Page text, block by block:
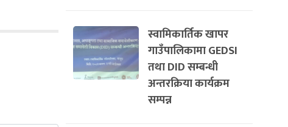
स्वामिकार्तिक खापर
गाउँपालिकामा GEDSI
तथा DID सम्बन्धी
अन्तरक्रिया कार्यक्रम
सम्पन्न